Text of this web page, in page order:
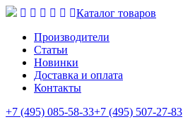
Каталог товаров
Производители
Статьи
Новинки
Доставка и оплата
Контакты
+7 (495) 085-58-33+7 (495) 507-27-83